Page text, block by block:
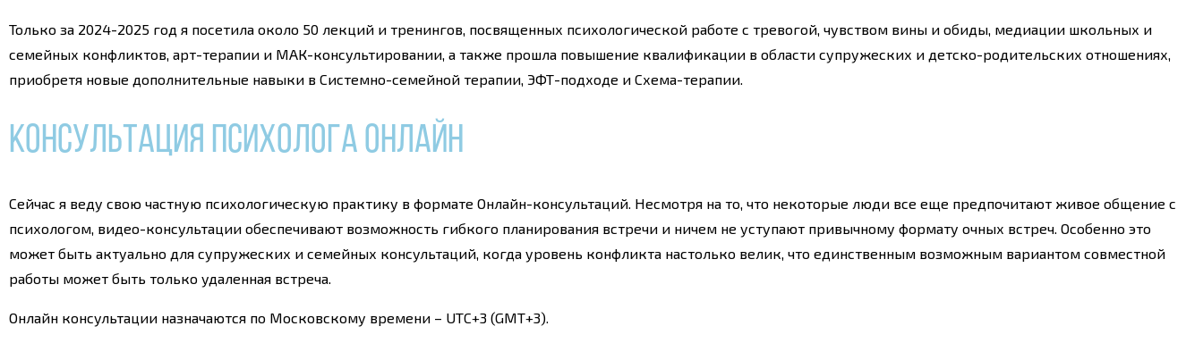
Только за 2024-2025 год я посетила около 50 лекций и тренингов, посвященных психологической работе с тревогой, чувством вины и обиды, медиации школьных и
семейных конфликтов, арт-терапии и МАК-консультировании, а также прошла повышение квалификации в области супружеских и детско-родительских отношениях,
приобретя новые дополнительные навыки в Системно-семейной терапии, ЭФТ-подходе и Схема-терапии.
Консультация психолога онлайн
Сейчас я веду свою частную психологическую практику в формате Онлайн-консультаций. Несмотря на то, что некоторые люди все еще предпочитают живое общение с
психологом, видео-консультации обеспечивают возможность гибкого планирования встречи и ничем не уступают привычному формату очных встреч. Особенно это
может быть актуально для супружеских и семейных консультаций, когда уровень конфликта настолько велик, что единственным возможным вариантом совместной
работы может быть только удаленная встреча.
Онлайн консультации назначаются по Московскому времени – UTC+3 (GMT+3).